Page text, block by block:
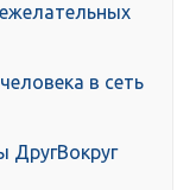
в сеть
ДругВокруг